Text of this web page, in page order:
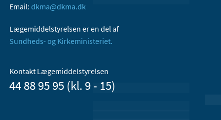
Email: dkma@dkma.dk
Lægemiddelstyrelsen er en del af
Sundheds- og Kirkeministeriet.
Kontakt Lægemiddelstyrelsen
44 88 95 95 (kl. 9 - 15)